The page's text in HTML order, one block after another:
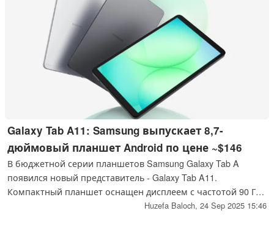
Galaxy Tab A11: Samsung выпускает 8,7-
дюймовый планшет Android по цене ~$146
В бюджетной серии планшетов Samsung Galaxy Tab A
появился новый представитель - Galaxy Tab A11.
Компактный планшет оснащен дисплеем с частотой 90 Гц
и имеет семь лет обновлений Android. Его цена в Индии
Huzefa Baloch, 24 Sep 2025 15:46